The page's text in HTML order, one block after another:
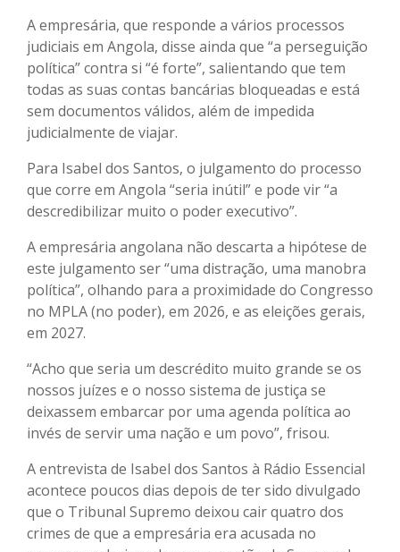
A empresária, que responde a vários processos
judiciais em Angola, disse ainda que “a perseguição
política” contra si “é forte”, salientando que tem
todas as suas contas bancárias bloqueadas e está
sem documentos válidos, além de impedida
judicialmente de viajar.
Para Isabel dos Santos, o julgamento do processo
que corre em Angola “seria inútil” e pode vir “a
descredibilizar muito o poder executivo”.
A empresária angolana não descarta a hipótese de
este julgamento ser “uma distração, uma manobra
política”, olhando para a proximidade do Congresso
no MPLA (no poder), em 2026, e as eleições gerais,
em 2027.
“Acho que seria um descrédito muito grande se os
nossos juízes e o nosso sistema de justiça se
deixassem embarcar por uma agenda política ao
invés de servir uma nação e um povo”, frisou.
A entrevista de Isabel dos Santos à Rádio Essencial
acontece poucos dias depois de ter sido divulgado
que o Tribunal Supremo deixou cair quatro dos
crimes de que a empresária era acusada no